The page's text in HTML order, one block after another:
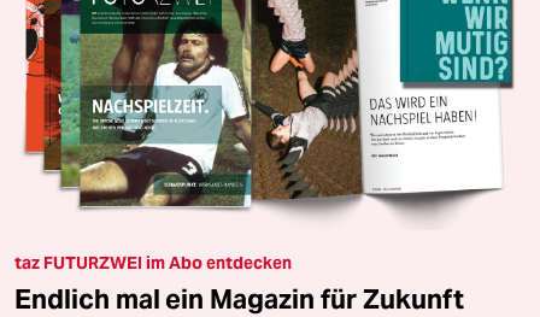
taz FUTURZWEI im Abo entdecken
Endlich mal ein Magazin für Zukunft